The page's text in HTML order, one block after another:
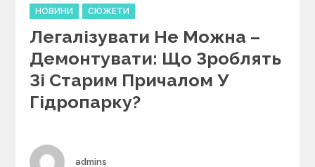
C
a
t
e
g
o
r
i
НОВИНИ СЮЖЕТИ
Легалізувати Не Можна –
Демонтувати: Що Зроблять
Зі Старим Причалом У
Гідропарку?
Author
admins